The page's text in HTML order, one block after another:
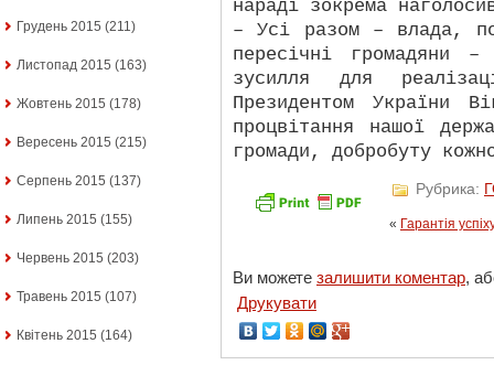
Грудень 2015 (211)
Листопад 2015 (163)
Жовтень 2015 (178)
Вересень 2015 (215)
Серпень 2015 (137)
Липень 2015 (155)
Червень 2015 (203)
Травень 2015 (107)
Квітень 2015 (164)
нараді зокрема
– Усі разом – влада,
пересічні громадяни
зусилля для
Президентом України
процвітання нашої
громади, добробуту
Рубрика:
« Гарантія
Ви можете залишити коментар,
Друкувати